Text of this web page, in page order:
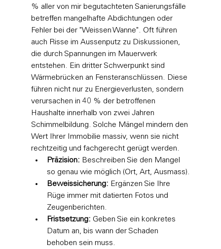
% aller von mir begutachteten Sanierungsfälle
betreffen mangelhafte Abdichtungen oder
Fehler bei der "Weissen Wanne". Oft führen
auch Risse im Aussenputz zu Diskussionen,
die durch Spannungen im Mauerwerk
entstehen. Ein dritter Schwerpunkt sind
Wärmebrücken an Fensteranschlüssen. Diese
führen nicht nur zu Energieverlusten, sondern
verursachen in 40 % der betroffenen
Haushalte innerhalb von zwei Jahren
Schimmelbildung. Solche Mängel mindern den
Wert Ihrer Immobilie massiv, wenn sie nicht
rechtzeitig und fachgerecht gerügt werden.
Präzision: Beschreiben Sie den Mangel
so genau wie möglich (Ort, Art, Ausmass).
Beweissicherung: Ergänzen Sie Ihre
Rüge immer mit datierten Fotos und
Zeugenberichten.
Fristsetzung: Geben Sie ein konkretes
Datum an, bis wann der Schaden
behoben sein muss.